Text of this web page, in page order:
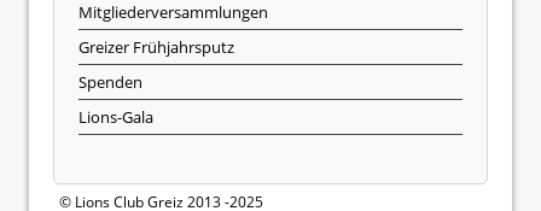
Mitgliederversammlungen
Greizer Frühjahrsputz
Spenden
Lions-Gala
© Lions Club Greiz 2013 -2025